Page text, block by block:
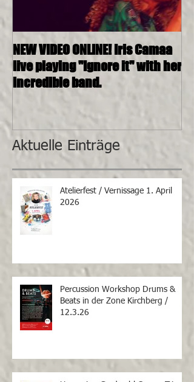
NEW VIDEO ONLINE! Iris Camaa
live playing "Ignore it" with her
incredible band.
Aktuelle Einträge
Atelierfest / Vernissage 1. April
2026
Percussion Workshop Drums &
Beats in der Zone Kirchberg /
12.3.26